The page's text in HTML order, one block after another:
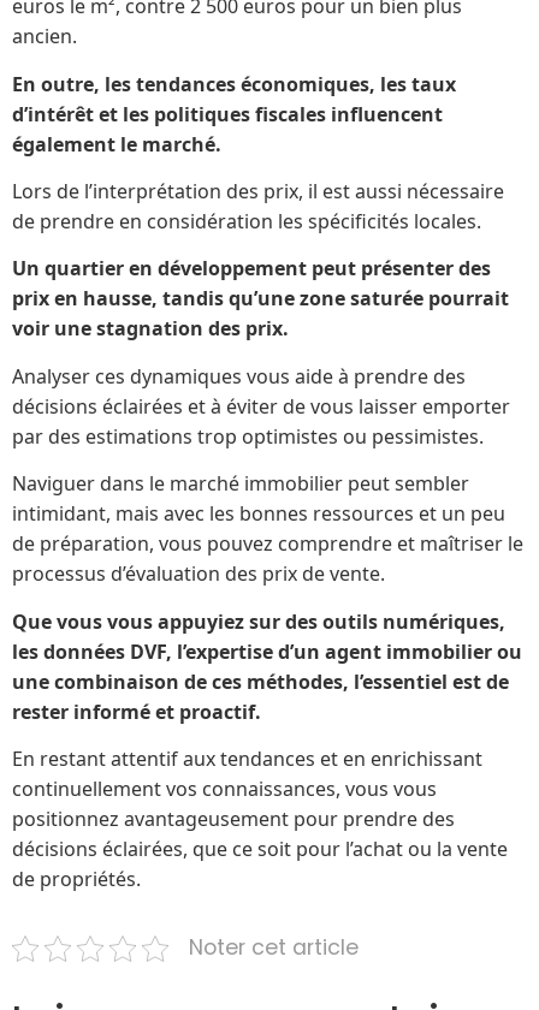
euros le m², contre 2 500 euros pour un bien plus
ancien.
En outre, les tendances économiques, les taux
d’intérêt et les politiques fiscales influencent
également le marché.
Lors de l’interprétation des prix, il est aussi nécessaire
de prendre en considération les spécificités locales.
Un quartier en développement peut présenter des
prix en hausse, tandis qu’une zone saturée pourrait
voir une stagnation des prix.
Analyser ces dynamiques vous aide à prendre des
décisions éclairées et à éviter de vous laisser emporter
par des estimations trop optimistes ou pessimistes.
Naviguer dans le marché immobilier peut sembler
intimidant, mais avec les bonnes ressources et un peu
de préparation, vous pouvez comprendre et maîtriser le
processus d’évaluation des prix de vente.
Que vous vous appuyiez sur des outils numériques,
les données DVF, l’expertise d’un agent immobilier ou
une combinaison de ces méthodes, l’essentiel est de
rester informé et proactif.
En restant attentif aux tendances et en enrichissant
continuellement vos connaissances, vous vous
positionnez avantageusement pour prendre des
décisions éclairées, que ce soit pour l’achat ou la vente
de propriétés.
Noter cet article